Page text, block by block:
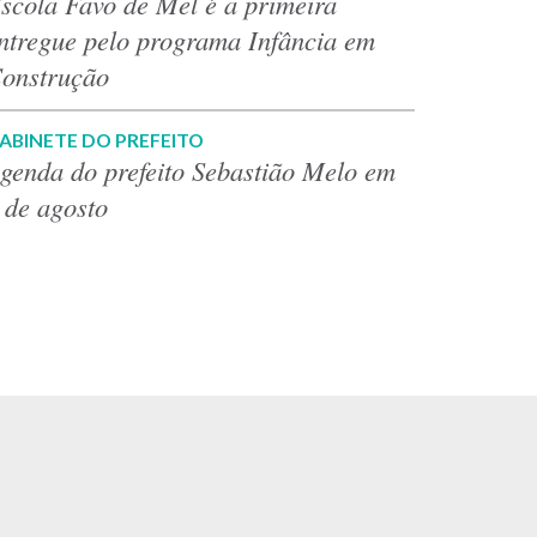
pelo programa Infância em
DO PREFEITO
do prefeito Sebastião Melo em
agosto